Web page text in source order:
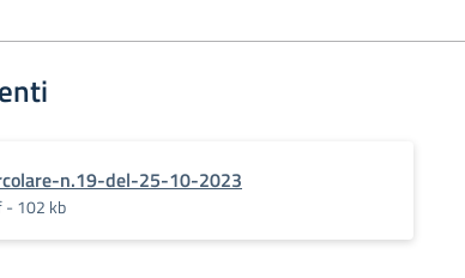
n.19-del-25-10-2023
- 102 kb